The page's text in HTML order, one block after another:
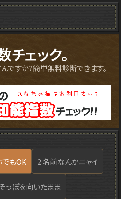
ェック。
ですか?簡単無料診断できます。
でもOK 2 名前なんかニャイ
っぽを向いたまま